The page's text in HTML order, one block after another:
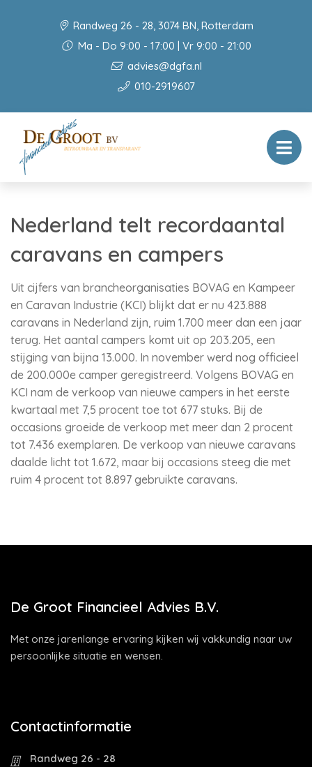
Randweg 26 - 28, 3074 BN, Rotterdam
Ma - Do 9:00 - 17:00 | Vr 9:00 - 21:00
advies@dgfa.nl
010-2919607
Nederland telt recordaantal
caravans en campers
Uit cijfers van brancheorganisaties BOVAG en Kampeer
en Caravan Industrie (KCI) blijkt dat er nu 423.888
caravans in Nederland zijn, ruim 1.700 meer dan een jaar
terug. Het aantal campers komt uit op 203.205, een
stijging van bijna 13.000. In november werd nog officieel
de 200.000e camper geregistreerd. Volgens BOVAG en
KCI nam de verkoop van nieuwe campers in het eerste
kwartaal met 7,5 procent toe tot 677 stuks. Bij de
occasions groeide de verkoop met meer dan 2 procent
tot 7.436 exemplaren. De verkoop van nieuwe caravans
daalde licht tot 1.672, maar bij occasions steeg die met
ruim 4 procent tot 8.897 gebruikte caravans.
De Groot Financieel Advies B.V.
Met onze jarenlange ervaring kijken wij vakkundig naar uw
persoonlijke situatie en wensen.
Contactinformatie
Randweg 26 - 28